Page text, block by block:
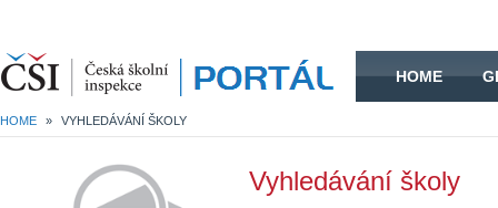
HOME
HOME » VYHLEDÁVÁNÍ ŠKOLY
Vyhledávání školy